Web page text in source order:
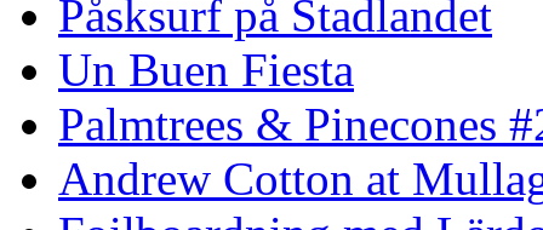
Påsksurf på Stadlandet
Un Buen Fiesta
Palmtrees & Pinecones
Andrew Cotton at